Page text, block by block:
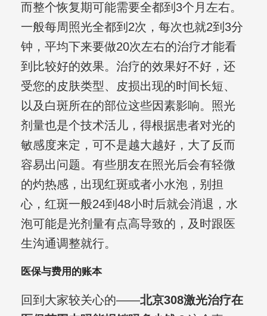
而整个恢复期可能需要全都到3个月左右。
一般每周照光全都到2次，每次也就2到3分
钟，平均下来要做20次左右的治疗才能看
到比较好的效果。治疗的效果好不好，还
受您的皮肤类型、皮损出现的时间长短、
以及白斑所在的部位这些因素影响。照光
剂量也是个技术活儿，得根据患者对光的
敏感度来定，可不是越大越好，大了反而
容易出问题。有些朋友在照光后会有轻微
的灼热感，出现红斑或者小水泡，别担
心，红斑一般24到48小时后就会消退，水
泡可能是光剂量有点高导致的，及时跟医
生沟通调整就行。
医保与费用的账本
回到大家较关心的——北京308激光治疗在